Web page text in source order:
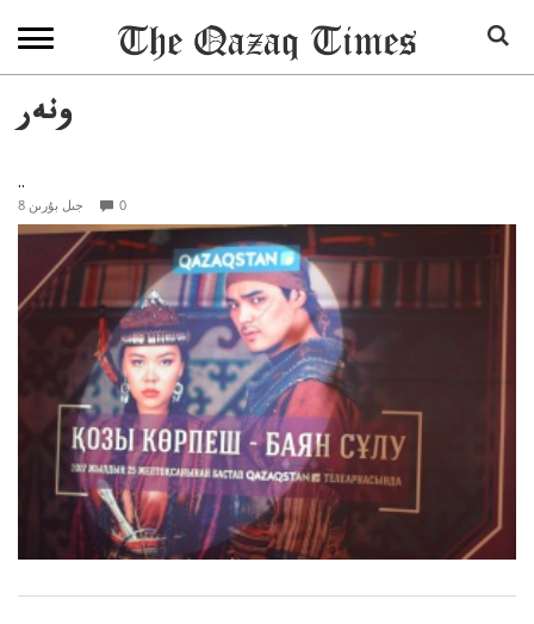
ونەر
..
8 جىل بۇرىن 0